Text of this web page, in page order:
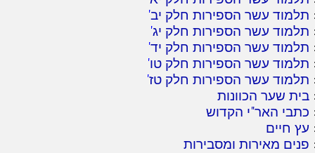
תלמוד עשר הספירות חלק יב'
תלמוד עשר הספירות חלק יג'
תלמוד עשר הספירות חלק יד'
תלמוד עשר הספירות חלק טו'
תלמוד עשר הספירות חלק טז'
בית שער הכוונות
כתבי האר"י הקדוש
עץ חיים
פנים מאירות ומסבירות